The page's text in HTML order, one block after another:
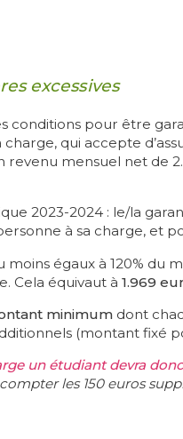
excessives
conditions pour être
qui accepte
revenu mensuel net de
2023-2024 : le/la
à sa charge, et
moins égaux à 120% du
Cela équivaut à 1.969
minimum dont
(montant fixé
un étudiant devra
compter les 150 euros